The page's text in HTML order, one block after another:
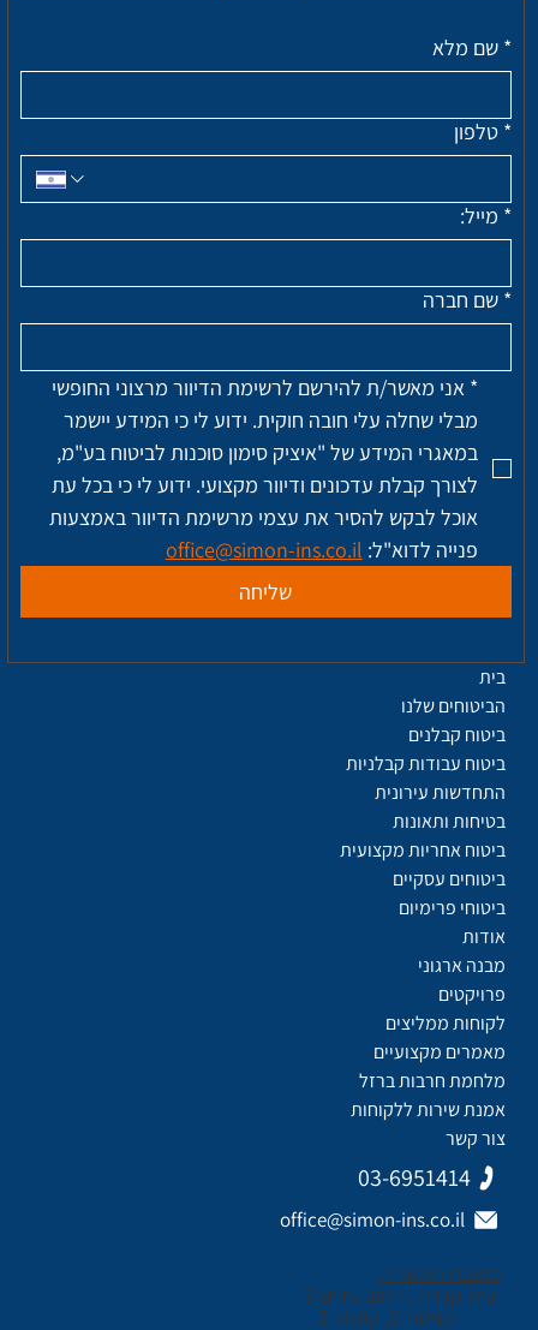
* שם מלא
* טלפון
* מייל:
* שם חברה
*
פנייה לדוא"ל: office@simon-ins.co.il
שליחה
כתובת המשרד:
בית קנדה , רחוב נירים 3
כניסה C, קומה 3
03-6951414
office@simon-ins.co.il
אודות
מבנה ארגוני
פרויקטים
לקוחות ממליצים
מאמרים מקצועיים
מלחמת חרבות ברזל
אמנת שירות ללקוחות
צור קשר
בית
הביטוחים שלנו
ביטוח קבלנים
ביטוח עבודות קבלניות
התחדשות עירונית
בטיחות ותאונות
ביטוח אחריות מקצועית
ביטוחים עסקיים
ביטוחי פרימיום